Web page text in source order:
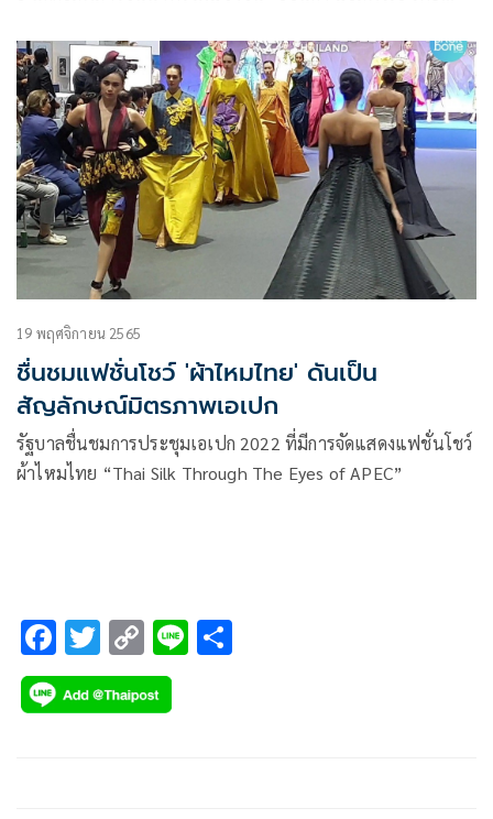
แรมเมอเวนพิค สยาม นาจอมเทียน พัทยา พร้อมอวดลุคแฟชั่น
ผ้าไหมไทยที่งดงามเป็นเอกลักษณ์ในกิจกรรมถ่ายภาพ
ประชาสัมพันธ์ ก่อนโชว์วงสวิงในวันที่ 23-26 กุมภาพันธ์นี้ ณ
สนามสยามคันทรีคลับ โอลด์คอร์ส จ.ชลบุรี
19 พฤศจิกายน 2565
ชื่นชมแฟชั่นโชว์ 'ผ้าไหมไทย' ดันเป็น
สัญลักษณ์มิตรภาพเอเปก
รัฐบาลชื่นชมการประชุมเอเปก 2022 ที่มีการจัดแสดงแฟชั่นโชว์
ผ้าไหมไทย “Thai Silk Through The Eyes of APEC”
F
ac
e
T
wi
tt
C
o
p
Li